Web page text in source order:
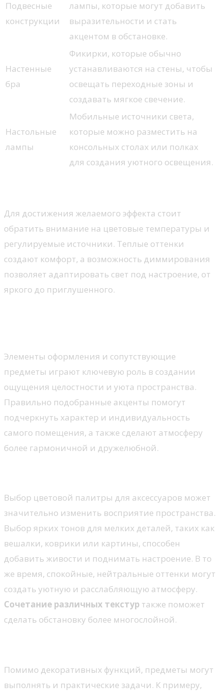
Подвесные
конструкции
лампы, которые могут добавить
выразительности и стать
акцентом в обстановке.
Настенные
бра
Фикирки, которые обычно
устанавливаются на стены, чтобы
освещать переходные зоны и
создавать мягкое свечение.
Настольные
лампы
Мобильные источники света,
которые можно разместить на
консольных столах или полках
для создания уютного освещения.
Для достижения желаемого эффекта стоит
обратить внимание на цветовые температуры и
регулируемые источники. Теплые оттенки
создают комфорт, а возможность диммирования
позволяет адаптировать свет под настроение, от
яркого до приглушенного.
Элементы оформления и сопутствующие
предметы играют ключевую роль в создании
ощущения целостности и уюта пространства.
Правильно подобранные акценты помогут
подчеркнуть характер и индивидуальность
самого помещения, а также сделают атмосферу
более гармоничной и дружелюбной.
Выбор цветовой палитры для аксессуаров может
значительно изменить восприятие пространства.
Выбор ярких тонов для мелких деталей, таких как
вешалки, коврики или картины, способен
добавить живости и поднимать настроение. В то
же время, спокойные, нейтральные оттенки могут
создать уютную и расслабляющую атмосферу.
Сочетание различных текстур также поможет
сделать обстановку более многослойной.
Помимо декоративных функций, предметы могут
выполнять и практические задачи. К примеру,